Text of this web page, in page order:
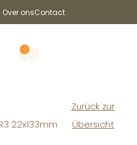
Over onsContact
0
22x133mm
Zurück zur
Übersicht